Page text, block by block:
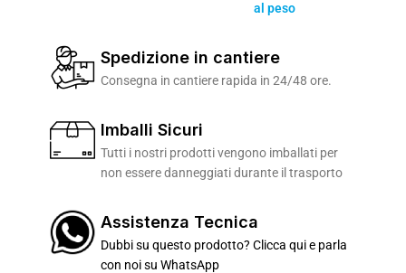
al peso
Spedizione in cantiere
Consegna in cantiere rapida in 24/48 ore.
Imballi Sicuri
Tutti i nostri prodotti vengono imballati per
non essere danneggiati durante il trasporto
Assistenza Tecnica
Dubbi su questo prodotto? Clicca qui e parla
con noi su WhatsApp